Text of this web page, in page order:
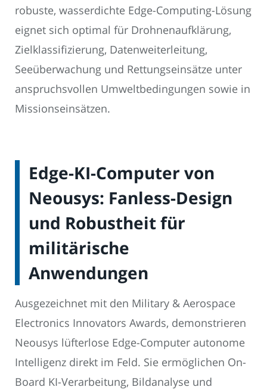
robuste, wasserdichte Edge-Computing-Lösung
eignet sich optimal für Drohnenaufklärung,
Zielklassifizierung, Datenweiterleitung,
Seeüberwachung und Rettungseinsätze unter
anspruchsvollen Umweltbedingungen sowie in
Missionseinsätzen.
Edge-KI-Computer von
Neousys: Fanless-Design
und Robustheit für
militärische
Anwendungen
Ausgezeichnet mit den Military & Aerospace
Electronics Innovators Awards, demonstrieren
Neousys lüfterlose Edge-Computer autonome
Intelligenz direkt im Feld. Sie ermöglichen On-
Board KI-Verarbeitung, Bildanalyse und